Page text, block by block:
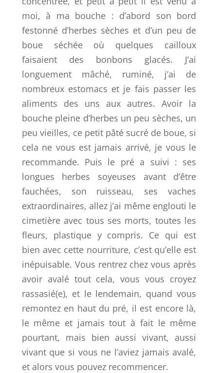
moi, à ma bouche : d’abord son bord
festonné d’herbes sèches et d’un peu de
boue séchée où quelques cailloux
faisaient des bonbons glacés. J’ai
longuement mâché, ruminé, j’ai de
nombreux estomacs et je fais passer les
aliments des uns aux autres. Avoir la
bouche pleine d’herbes un peu sèches, un
peu vieilles, ce petit pâté sucré de boue, si
cela ne vous est jamais arrivé, je vous le
recommande. Puis le pré a suivi : ses
longues herbes soyeuses avant d’être
fauchées, son ruisseau, ses vaches
extraordinaires, allez j’ai même englouti le
cimetière avec tous ses morts, toutes les
fleurs, plastique y compris. Ce qui est
bien avec cette nourriture, c’est qu’elle est
inépuisable. Vous rentrez chez vous après
avoir avalé tout cela, vous vous croyez
rassasié(e), et le lendemain, quand vous
remontez en haut du pré, il est encore là,
le même et jamais tout à fait le même
pourtant, mais bien aussi vivant, aussi
vivant que si vous ne l’aviez jamais avalé,
et alors vous pouvez recommencer.